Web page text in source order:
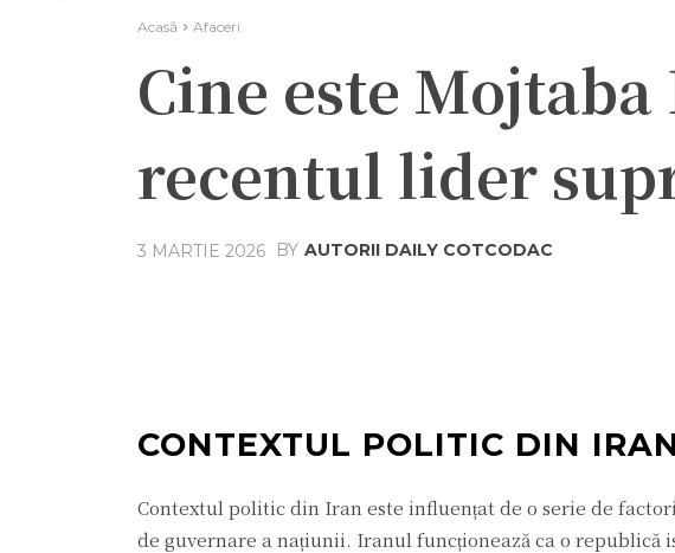
Acasă Afaceri
Cine este
recentul lider
3 MARTIE 2026 BY AUTORII DAILY COTCODAC
CONTEXTUL POLITIC DIN
Contextul politic din Iran este influențat de o serie de
de guvernare a națiunii. Iranul funcționează ca o